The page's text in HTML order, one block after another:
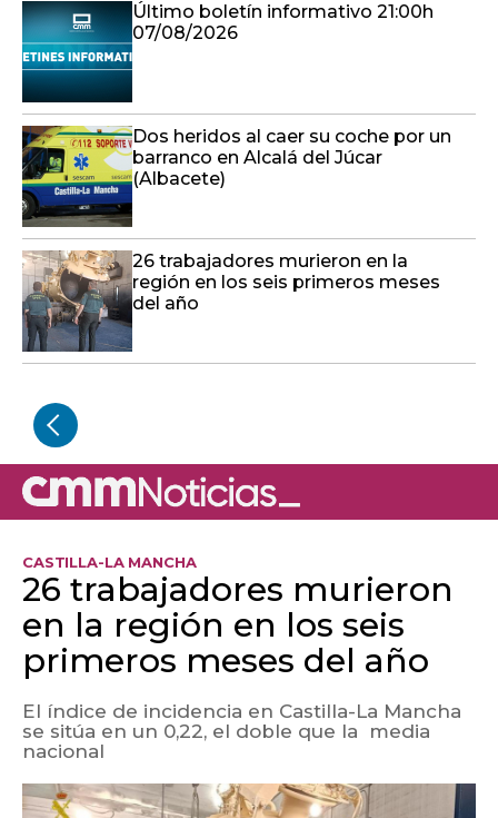
Último boletín informativo 21:00h
07/08/2026
Dos heridos al caer su coche por un
barranco en Alcalá del Júcar
(Albacete)
26 trabajadores murieron en la
región en los seis primeros meses
del año
CASTILLA-LA MANCHA
26 trabajadores murieron
en la región en los seis
primeros meses del año
El índice de incidencia en Castilla-La Mancha
se sitúa en un 0,22, el doble que la media
nacional